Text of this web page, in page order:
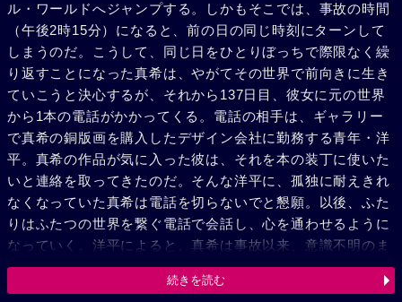
ル・ワールドへジャンプする。しかもそこでは、事故の時間
（午後2時15分）になると、前の日の同じ時刻にターンして
しまうのだ。こうして、同じ日をひとりぼっちで際限なく繰
り返すことになった真希は、やがてその世界で前向きに生き
ていこうと決心するが、それから137日目、彼女に元の世界
から1本の電話がかかってくる。電話の相手は、ギャラリー
で真希の銅版画を購入したデザイン会社に勤務する青年・洋
平。真希の作品が気に入った彼は、それを本の装丁に使いた
いと連絡を取ってきたのだ。そんな洋平に、孤独に耐えきれ
なくなっていた真希は電話を切らないでと懇願。以後、ふた
りはふたつの世界を繋ぐ電話で会話し、心を通わせるように
なっていく。洋平によると、真希は事故以来、意識不明のま
ま入院中であるらしい。また、彼は電話口に真希の母親を連
れて来てくれるが、何故か母親には真希の声は届かなかっ
続きを読む